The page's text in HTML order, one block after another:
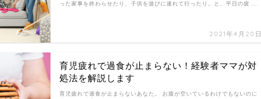
2021年4月20日
った家事を終わらせたり、子供を遊びに連れて行ったり。と、平日の疲 …
育児疲れで過食が止まらない！経験者ママが対
処法を解説します
育児疲れで過食が止まらないあなた。 お腹が空いているわけでもないのに